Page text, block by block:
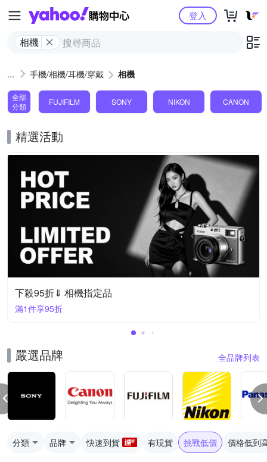
Yahoo購物中心
相機
登入
手機/相機/耳機/穿戴 相機
全部
分類
FUJIFILM SONY NIKON CANON
精選活動
下殺95折⇓ 相機指定品
滿1件享95折
嚴選品牌 全品牌列表
分類 品牌 快速到貨 有現貨 挑戰低價 價格低到